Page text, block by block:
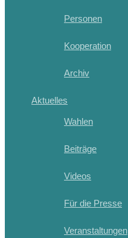
Personen
Kooperation
Archiv
Aktuelles
Wahlen
Beiträge
Videos
Für die Presse
Veranstaltungen